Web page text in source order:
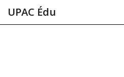
UPAC Édu